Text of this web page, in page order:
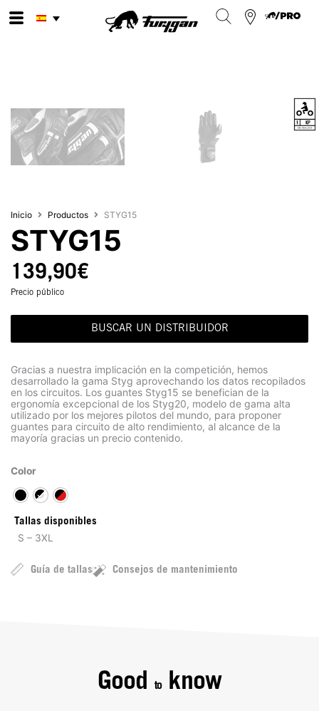
Inicio Productos STYG15
STYG15
139,90€
Precio público
BUSCAR UN DISTRIBUIDOR
Gracias a nuestra implicación en la competición, hemos
desarrollado la gama Styg aprovechando los datos recopilados
en los circuitos. Los guantes Styg15 se benefician de la
ergonomía excepcional de los Styg20, modelo de gama alta
utilizado por los mejores pilotos del mundo, para proponer
guantes para circuito de alto rendimiento, al alcance de la
mayoría gracias un precio contenido.
Color
Tallas disponibles
S – 3XL
Guía de tallas Consejos de mantenimiento
Good toknow